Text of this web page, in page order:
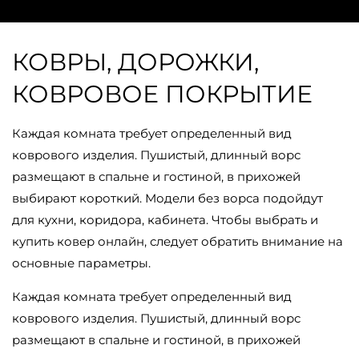
КОВРЫ, ДОРОЖКИ,
КОВРОВОЕ ПОКРЫТИЕ
Каждая комната требует определенный вид
коврового изделия. Пушистый, длинный ворс
размещают в спальне и гостиной, в прихожей
выбирают короткий. Модели без ворса подойдут
для кухни, коридора, кабинета. Чтобы выбрать и
купить ковер онлайн, следует обратить внимание на
основные параметры.
Каждая комната требует определенный вид
коврового изделия. Пушистый, длинный ворс
размещают в спальне и гостиной, в прихожей